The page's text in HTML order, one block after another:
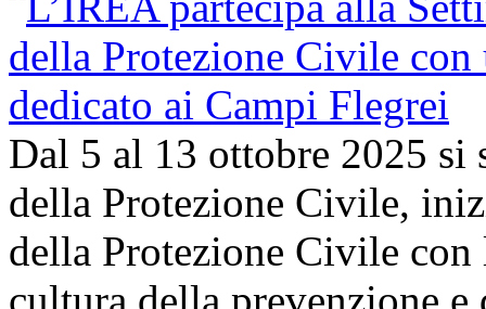
Dal 5 al 13 ottobre 2025 si
della Protezione Civile,
della Protezione Civile